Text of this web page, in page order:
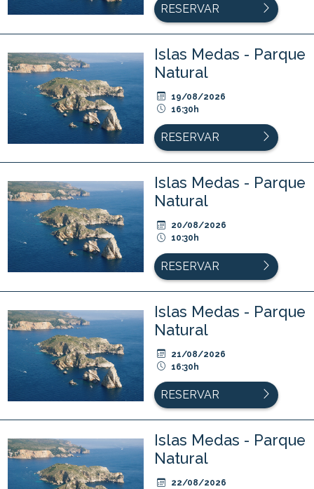
RESERVAR
Islas Medas - Parque
Natural
19/08/2026
16:30h
RESERVAR
Islas Medas - Parque
Natural
20/08/2026
10:30h
RESERVAR
Islas Medas - Parque
Natural
21/08/2026
16:30h
RESERVAR
Islas Medas - Parque
Natural
22/08/2026